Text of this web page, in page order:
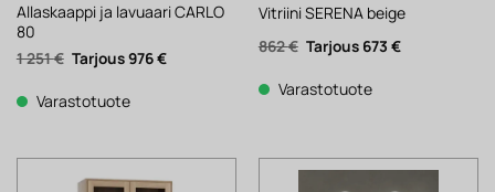
Allaskaappi ja lavuaari CARLO
80
1 251€ Alkuperäinen
hinta
1
251 €.
976€Nykyinen
Varastotuote
Vitriini SERENA beige
862€ Alkuperäinen
hinta
862 €.
673 €Nykyinen
Varastotuote